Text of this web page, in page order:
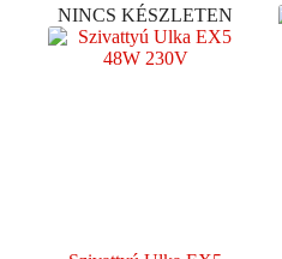
NINCS KÉSZLETEN